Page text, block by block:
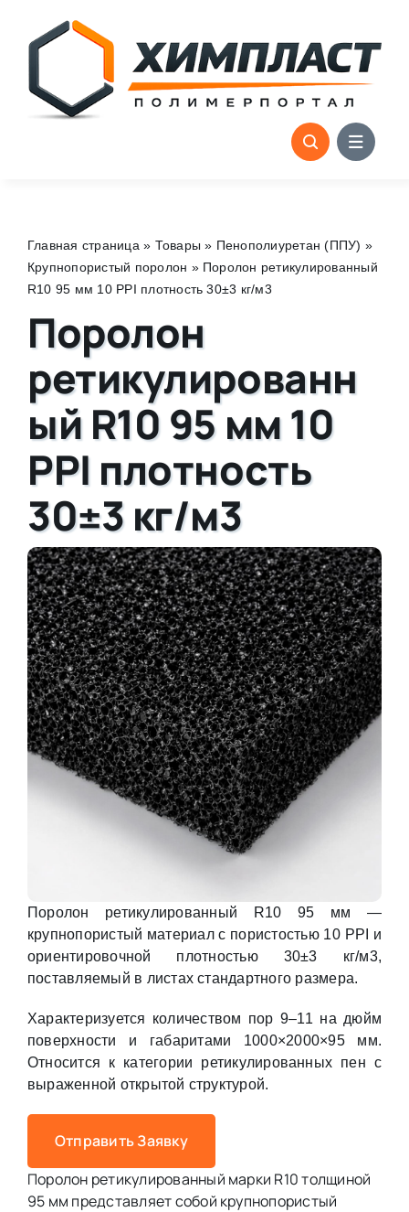
content
Главная страница » Товары » Пенополиуретан (ППУ) »
Крупнопористый поролон » Поролон ретикулированный
R10 95 мм 10 PPI плотность 30±3 кг/м3
Поролон
ретикулированн
ый R10 95 мм 10
PPI плотность
30±3 кг/м3
Поролон ретикулированный R10 95 мм —
крупнопористый материал с пористостью 10 PPI и
ориентировочной плотностью 30±3 кг/м3,
поставляемый в листах стандартного размера.
Характеризуется количеством пор 9–11 на дюйм
поверхности и габаритами 1000×2000×95 мм.
Относится к категории ретикулированных пен с
выраженной открытой структурой.
Отправить Заявку
Поролон ретикулированный марки R10 толщиной
95 мм представляет собой крупнопористый